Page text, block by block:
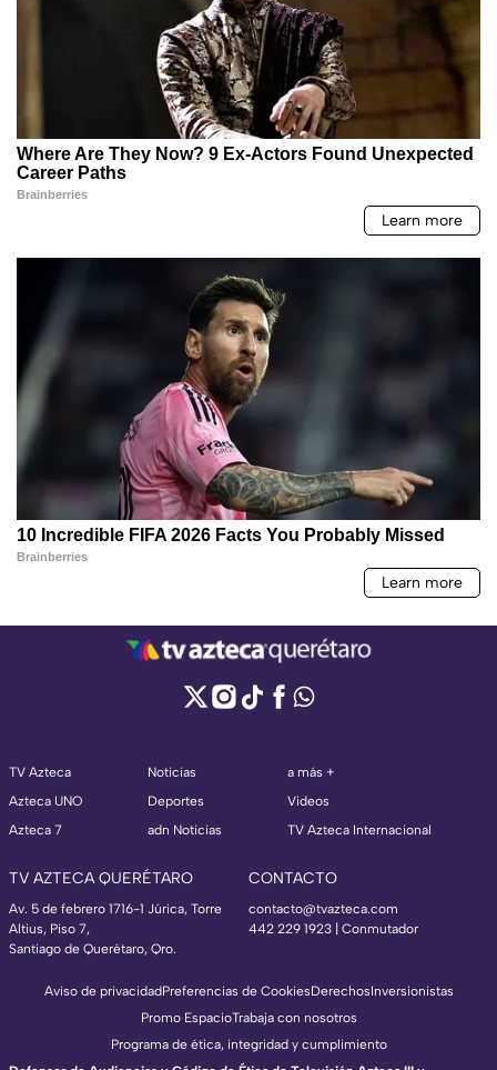
TV Azteca
Azteca UNO
Azteca 7
Noticias
Deportes
adn Noticias
a más +
Videos
TV Azteca Internacional
TV AZTECA QUERÉTARO
Av. 5 de febrero 1716-1 Júrica, Torre
Altius, Piso 7,
Santiago de Querétaro, Qro.
CONTACTO
contacto@tvazteca.com
442 229 1923 | Conmutador
Aviso de privacidadPreferencias de CookiesDerechosInversionistas
Promo EspacioTrabaja con nosotros
Programa de ética, integridad y cumplimiento